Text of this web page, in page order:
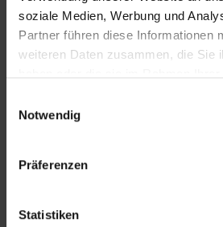
soziale Medien, Werbung und
Partner führen diese Informationen
weiteren Daten zusammen, die Sie
Notwendig
Präferenzen
Statistiken